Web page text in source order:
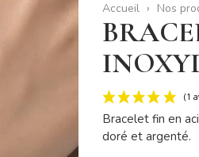
Accueil Nos
Bracelet fin en
doré et argenté.